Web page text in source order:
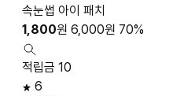
속눈썹 아이 패치
1,800원 6,000원 70%
적립금 10
6